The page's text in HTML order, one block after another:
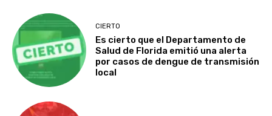
CIERTO
Es cierto que el Departamento de
Salud de Florida emitió una alerta
por casos de dengue de transmisión
local